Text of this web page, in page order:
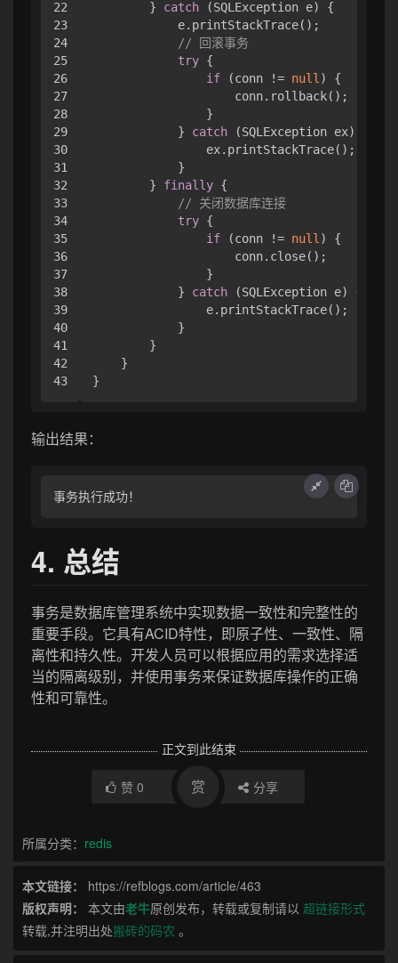
22
23
24
25
26
27
28
29
30
31
32
33
34
35
36
37
38
39
40
41
42
        }
catch (SQLException e) {
            e.printStackTrace();
// 回滚事务
try {
if (conn != null) {
                    conn.rollback();
                }
            }
catch (SQLException ex) {
                ex.printStackTrace();
            }
        }
finally {
// 关闭数据库连接
try {
if (conn != null) {
                    conn.close();
                }
            }
catch (SQLException e) {
                e.printStackTrace();
            }
        }
    }
输出结果：
4. 总结
事务是数据库管理系统中实现数据一致性和完整性的
重要手段。它具有ACID特性，即原子性、一致性、隔
离性和持久性。开发人员可以根据应用的需求选择适
当的隔离级别，并使用事务来保证数据库操作的正确
性和可靠性。
正文到此结束
赞 0 赏 分享
所属分类： redis
本文链接：
https://refblogs.com/article/463
版权声明：
本文由老牛原创发布，转载或复制请以 超链接形式
转载,并注明出处搬砖的码农 。